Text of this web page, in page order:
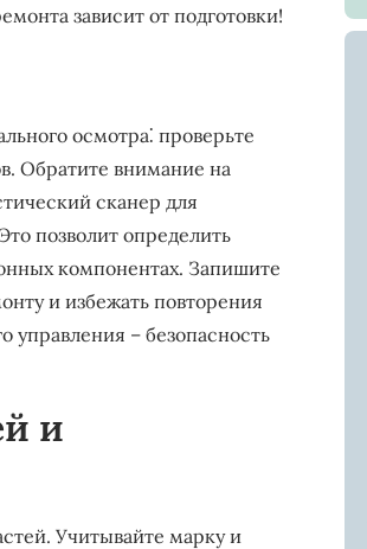
зависит от подготовки!
осмотра⁚ проверьте
Обратите внимание на
сканер для
позволит определить
компонентах. Запишите
и избежать повторения
управления – безопасность
и
Учитывайте марку и